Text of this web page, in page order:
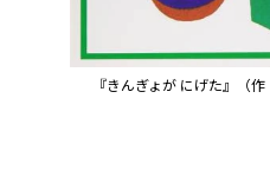
『きんぎょが にげた』（